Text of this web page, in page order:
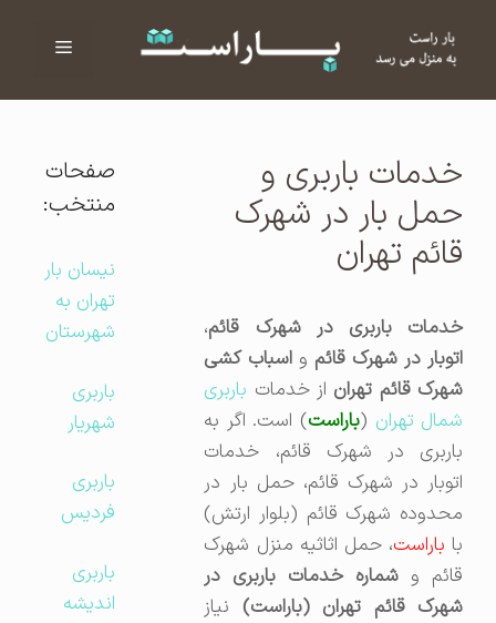
فهرست
خدمات باربری و
حمل بار در شهرک
قائم تهران
خدمات باربری در شهرک قائم ،
اتوبار در شهرک قائم واسباب کشی
شهرک قائم تهراناز خدماتباربری
شمال تهران(باراست) است. اگر به
باربری در شهرک قائم، خدمات
اتوبار در شهرک قائم، حمل بار در
محدوده شهرک قائم (بلوار ارتش)
باراست، حمل اثاثیه منزل شهرک
قائم و شماره خدمات باربری در
شهرک قائم تهران (باراست)نیاز
صفحات
منتخب:
نیسان بار
تهران به
شهرستان
باربری
شهریار
باربری
فردیس
باربری
اندیشه